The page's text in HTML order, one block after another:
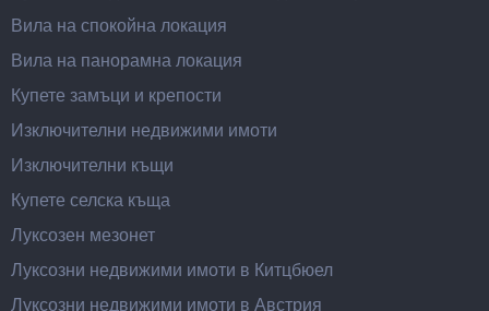
Вила на спокойна локация
Вила на панорамна локация
Купете замъци и крепости
Изключителни недвижими имоти
Изключителни къщи
Купете селска къща
Луксозен мезонет
Луксозни недвижими имоти в Китцбюел
Луксозни недвижими имоти в Австрия